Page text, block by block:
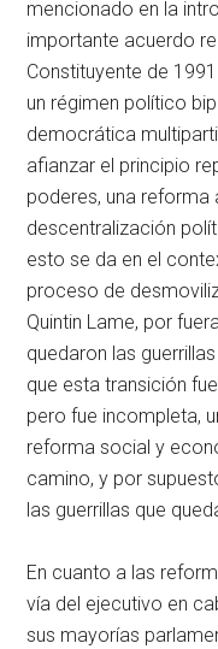
mencionado en la
importante acuerdo
Constituyente de
un régimen político
democrática
afianzar el principio
poderes, una reforma
descentralización
esto se da en el
proceso de
Quintin Lame, por
quedaron las
que esta transición
pero fue incompleta,
reforma social y
camino, y por
las guerrillas que
En cuanto a las
vía del ejecutivo en
sus mayorías